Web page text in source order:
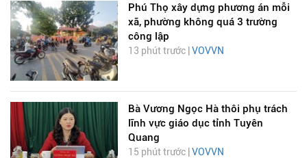
Phú Thọ xây dựng phương án mỗi
xã, phường không quá 3 trường
công lập
13 phút trước |VOVVN
Bà Vương Ngọc Hà thôi phụ trách
lĩnh vực giáo dục tỉnh Tuyên
Quang
15 phút trước |VOVVN